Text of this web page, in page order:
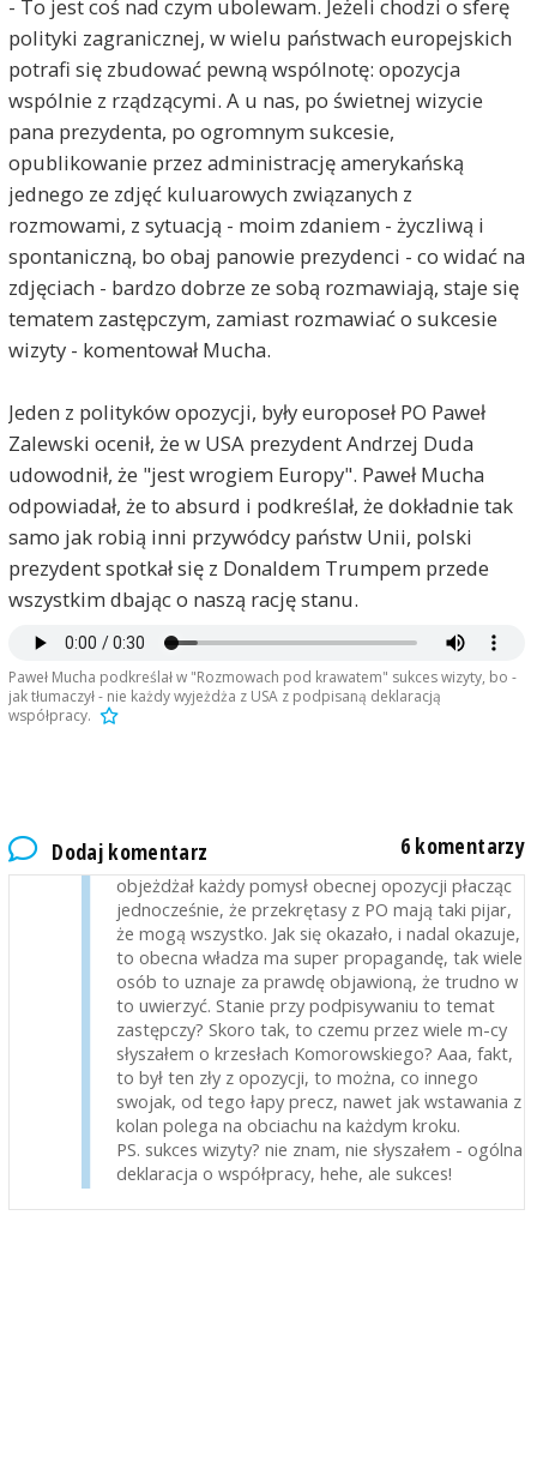
- To jest coś nad czym ubolewam. Jeżeli chodzi o sferę
polityki zagranicznej, w wielu państwach europejskich
potrafi się zbudować pewną wspólnotę: opozycja
wspólnie z rządzącymi. A u nas, po świetnej wizycie
pana prezydenta, po ogromnym sukcesie,
opublikowanie przez administrację amerykańską
jednego ze zdjęć kuluarowych związanych z
rozmowami, z sytuacją - moim zdaniem - życzliwą i
spontaniczną, bo obaj panowie prezydenci - co widać na
zdjęciach - bardzo dobrze ze sobą rozmawiają, staje się
tematem zastępczym, zamiast rozmawiać o sukcesie
wizyty - komentował Mucha.
Jeden z polityków opozycji, były europoseł PO Paweł
Zalewski ocenił, że w USA prezydent Andrzej Duda
udowodnił, że "jest wrogiem Europy". Paweł Mucha
odpowiadał, że to absurd i podkreślał, że dokładnie tak
samo jak robią inni przywódcy państw Unii, polski
prezydent spotkał się z Donaldem Trumpem przede
wszystkim dbając o naszą rację stanu.
Paweł Mucha podkreślał w "Rozmowach pod krawatem" sukces wizyty, bo -
jak tłumaczył - nie każdy wyjeżdża z USA z podpisaną deklaracją
współpracy.
Dodaj komentarz 6 komentarzy
Więc lepiej się nie ośmieszać, tylko podpierać
faktami.
Jan Nowak 2018-09-20, godz. 10:11
Macie rację - burza w szklance wody.
Po prostu Tramp z szacunkiem i powagą traktuje
poważnych partnerów.
Reszta służby stoi
A.O. 2018-09-20, godz. 10:57
Zawsze przy podpisywaniu porozumień goście
stoją? Nie jest to prawdą. Znalazłam dzięki google.
https://www.zeit.de/politik/ausland/2018-06/usa-
nordkorea-gipfelerklaerung-donald-trump-kim-
RaF 2018-09-20, godz. 14:15
brawo maliniak...
PrawdziwyPolak 2018-09-20, godz. 15:20
Radio PISzczecin broni Maliniaka jak tylko może.
Fakt pozostaje faktem - gość zachowuje się
obciachowo i przynosi wstyd Polsce i prawdziwym
Polakom. Ale jednocześnie tak niskim poziomem
idealnie reprezentuje poziom tych, którzy go
wybrali.
Gorszy Gen
Szkoda, że ma tak krótką pamięć, bo całkiem
niedawno, przez wiele lat, to PIS opluwał i
objeżdżał każdy pomysł obecnej opozycji płacząc
jednocześnie, że przekrętasy z PO mają taki pijar,
że mogą wszystko. Jak się okazało, i nadal okazuje,
to obecna władza ma super propagandę, tak wiele
osób to uznaje za prawdę objawioną, że trudno w
to uwierzyć. Stanie przy podpisywaniu to temat
zastępczy? Skoro tak, to czemu przez wiele m-cy
słyszałem o krzesłach Komorowskiego? Aaa, fakt,
to był ten zły z opozycji, to można, co innego
swojak, od tego łapy precz, nawet jak wstawania z
kolan polega na obciachu na każdym kroku.
PS. sukces wizyty? nie znam, nie słyszałem - ogólna
deklaracja o współpracy, hehe, ale sukces!